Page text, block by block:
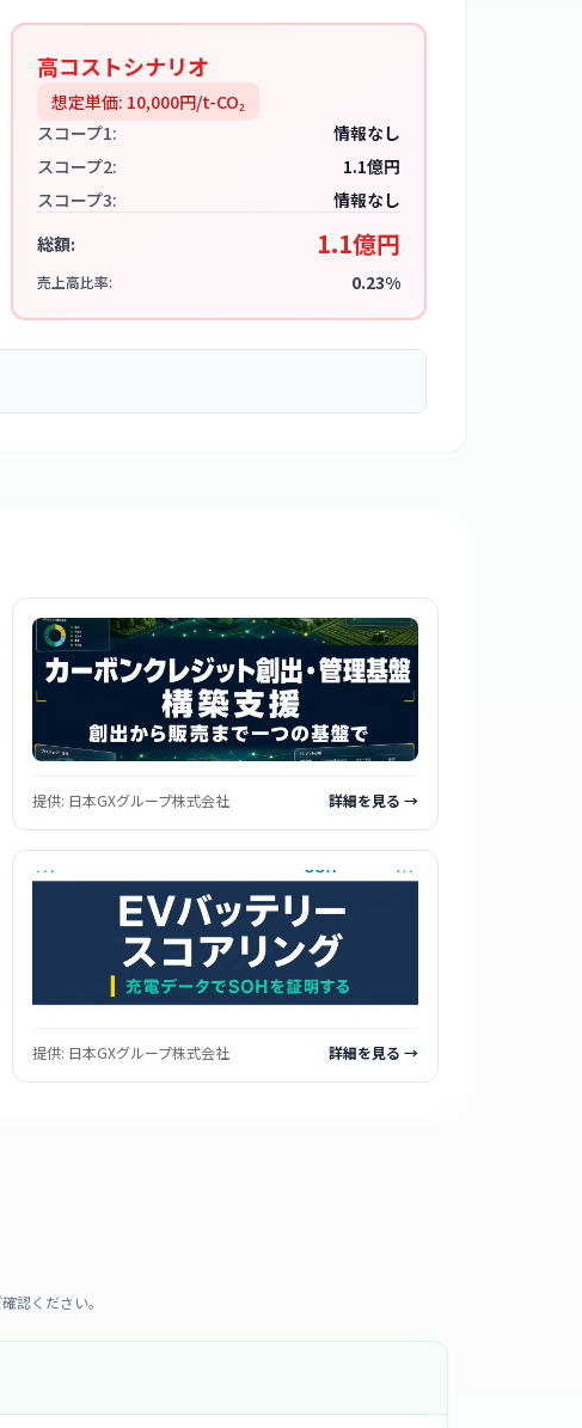
高コストシナリオ
想定単価: 10,000円/t-CO₂
スコープ1:
情報なし
スコープ2:
1.1億円
スコープ3:
情報なし
総額:
1.1億円
売上高比率: 0.23%
提供: 日本GXグループ株式会社 詳細を見る →
提供: 日本GXグループ株式会社 詳細を見る →
認ください。